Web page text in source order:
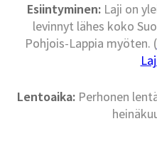
Esiintyminen:Laji on
levinnyt lähes koko
Pohjois-Lappia myöten. (
Lentoaika: Perhonen